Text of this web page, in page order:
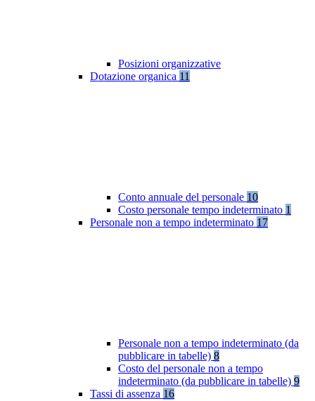
Posizioni organizzative
Dotazione organica 11
Conto annuale del personale 10
Costo personale tempo indeterminato 1
Personale non a tempo indeterminato 17
Personale non a tempo indeterminato (da
pubblicare in tabelle) 8
Costo del personale non a tempo
indeterminato (da pubblicare in tabelle) 9
Tassi di assenza 16